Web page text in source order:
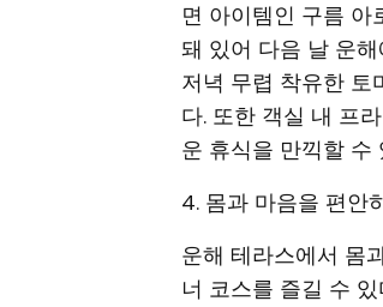
면 아이템인 구름 아
돼 있어 다음 날 운
저녁 무렵 착유한 토
다. 또한 객실 내 프
운 휴식을 만끽할 수
4. 몸과 마음을 편안
운해 테라스에서 몸
너 코스를 즐길 수